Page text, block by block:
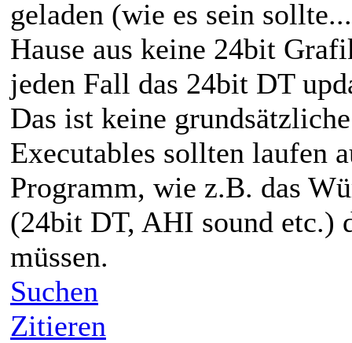
geladen (wie es sein
Hause aus keine 24bit
jeden Fall das 24bit DT
Das ist keine
Executables sollten laufen
Programm, wie z.B. das
(24bit DT, AHI sound etc.)
müssen.
Suchen
Zitieren